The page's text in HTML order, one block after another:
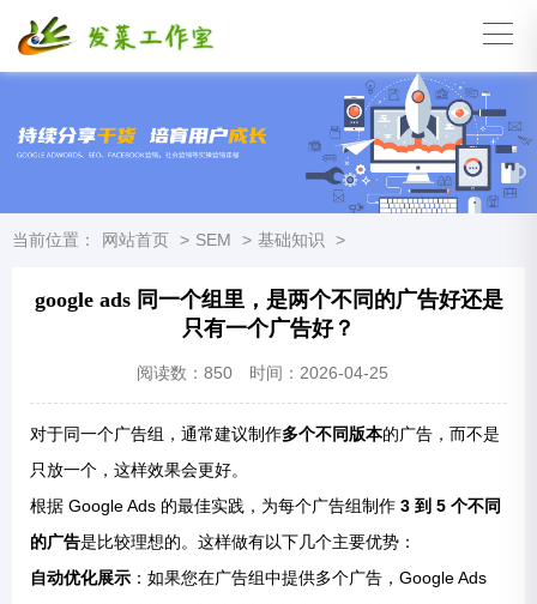
当前位置： 网站首页 > SEM > 基础知识 >
google ads 同一个组里，是两个不同的广告好还是
只有一个广告好？
阅读数： 850 时间：2026-04-25
对于同一个广告组，通常建议制作多个不同版本的广告，而不是
只放一个，这样效果会更好。
根据 Google Ads 的最佳实践，为每个广告组制作 3 到 5 个不同
的广告是比较理想的。这样做有以下几个主要优势：
自动优化展示 ：如果您在广告组中提供多个广告，Google Ads